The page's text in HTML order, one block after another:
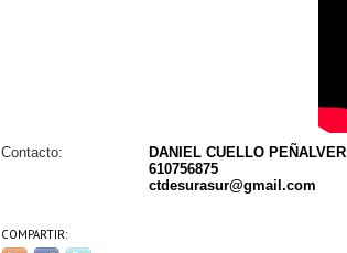
Contacto:
DANIEL CUELLO PEÑALVER
610756875
ctdesurasur@gmail.com
COMPARTIR: